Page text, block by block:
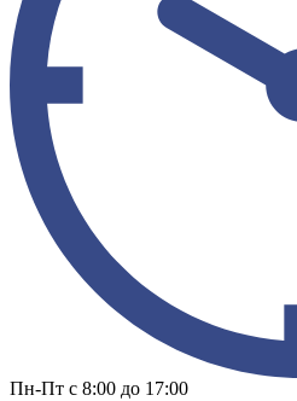
Пн-Пт с 8:00 до 17:00